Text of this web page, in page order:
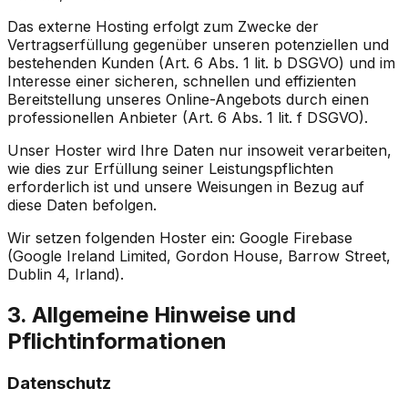
Das externe Hosting erfolgt zum Zwecke der
Vertragserfüllung gegenüber unseren potenziellen und
bestehenden Kunden (Art. 6 Abs. 1 lit. b DSGVO) und im
Interesse einer sicheren, schnellen und effizienten
Bereitstellung unseres Online-Angebots durch einen
professionellen Anbieter (Art. 6 Abs. 1 lit. f DSGVO).
Unser Hoster wird Ihre Daten nur insoweit verarbeiten,
wie dies zur Erfüllung seiner Leistungspflichten
erforderlich ist und unsere Weisungen in Bezug auf
diese Daten befolgen.
Wir setzen folgenden Hoster ein: Google Firebase
(Google Ireland Limited, Gordon House, Barrow Street,
Dublin 4, Irland).
3. Allgemeine Hinweise und
Pflichtinformationen
Datenschutz